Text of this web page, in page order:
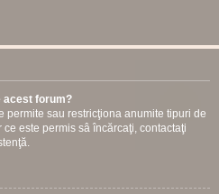
acest forum?
permite sau restricţiona anumite tipuri de
este permis sâ încărcaţi, contactaţi